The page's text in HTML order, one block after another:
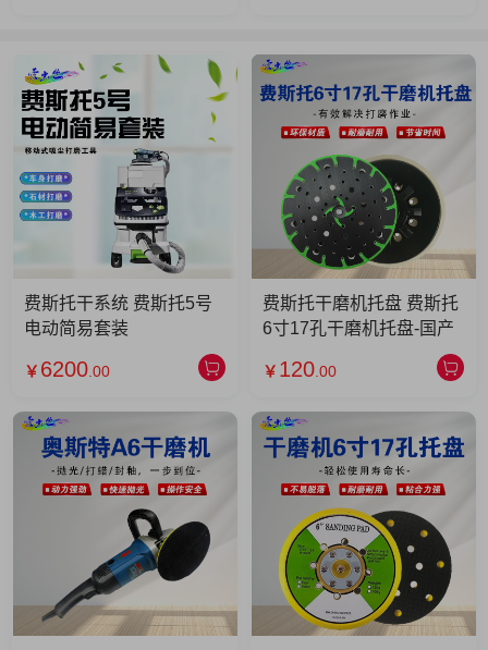
费斯托干系统 费斯托5号
电动简易套装
￥ 6200 .00
费斯托干磨机托盘 费斯托
6寸17孔干磨机托盘-国产
￥ 120 .00